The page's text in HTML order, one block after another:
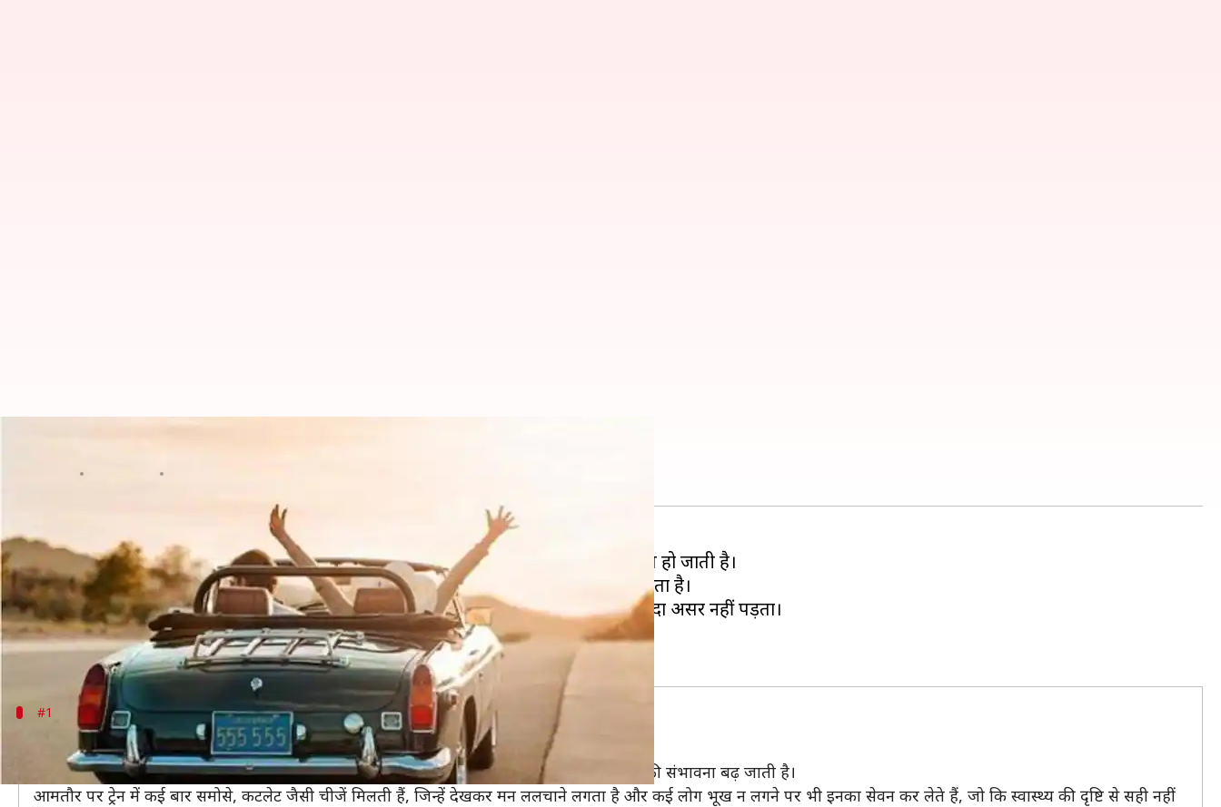
आमतौर पर घूमना-फिरना हर किसी को पसंद है, लेकिन ट्रैवलिंग के दौरान कुछ लोगों की हालत खराब हो जाती है।
ऐसे में उन लोगों को जी मचलना, उल्टी होना, चक्कर आना आदि समस्याओं का सामना करना पड़ जाता है।
सफर के दौरान इन समस्याओं से बचने के लिए वैसे तो लोग कई तरीके अपनाते हैं, लेकिन उनसे ज्यादा असर नहीं पड़ता।
इसलिए आज हम आपको बताएंगे कि सफर के दौरान आपको क्या खाना चाहिए और क्या नहीं।
#1
सफर के दौरान तली भुनी चीजों से रहें कोसों दूर
अगर हो सके तो सफर के दौरान तले हुई खाने की चीजों से बचें, क्योंकि इनके सेवन से तबीयत खराब होने की संभावना बढ़ जाती है।
आमतौर पर ट्रेन में कई बार समोसे, कटलेट जैसी चीजें मिलती हैं, जिन्हें देखकर मन ललचाने लगता है और कई लोग भूख न लगने पर भी इनका सेवन कर लेते हैं, जो कि स्वास्थ्य की दृष्टि से सही नहीं